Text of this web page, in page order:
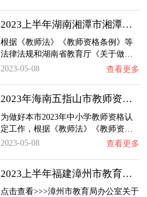
2023上半年湖南湘潭市湘潭县中小学教师资格认…
根据《教师法》《教师资格条例》等
法律法规和湖南省教育厅《关于做…
2023-05-08
查看更多
2023年海南五指山市教师资格认定公告
为做好本市2023年中小学教师资格认
定工作，根据《教师法》《教师资…
2023-05-08
查看更多
2023上半年福建漳州市教育局办公室教师资格认…
点击查看>>>漳州市教育局办公室关于